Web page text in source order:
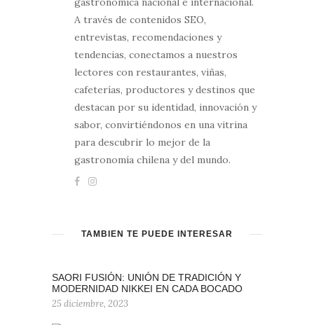
A través de contenidos SEO,
entrevistas, recomendaciones y
tendencias, conectamos a nuestros
lectores con restaurantes, viñas,
cafeterías, productores y destinos que
destacan por su identidad, innovación y
sabor, convirtiéndonos en una vitrina
para descubrir lo mejor de la
gastronomía chilena y del mundo.
TAMBIÉN TE PUEDE INTERESAR
SAORI FUSIÓN: UNIÓN DE TRADICIÓN Y
MODERNIDAD NIKKEI EN CADA BOCADO
25 diciembre, 2023